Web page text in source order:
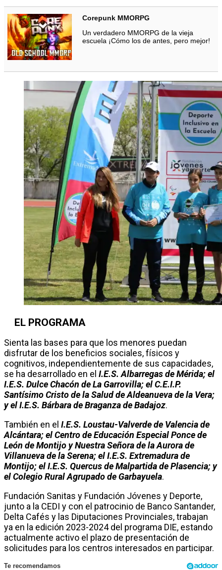
Corepunk MMORPG
Un verdadero MMORPG de la vieja
escuela ¡Cómo los de antes, pero mejor!
EL PROGRAMA
Sienta las bases para que los menores puedan
disfrutar de los beneficios sociales, físicos y
cognitivos, independientemente de sus capacidades,
se ha desarrollado en el I.E.S. Albarregas de Mérida; el
I.E.S. Dulce Chacón de La Garrovilla; el C.E.I.P.
Santísimo Cristo de la Salud de Aldeanueva de la Vera;
y el I.E.S. Bárbara de Braganza de Badajoz.
También en el I.E.S. Loustau-Valverde de Valencia de
Alcántara; el Centro de Educación Especial Ponce de
León de Montijo y Nuestra Señora de la Aurora de
Villanueva de la Serena; el I.E.S. Extremadura de
Montijo; el I.E.S. Quercus de Malpartida de Plasencia; y
el Colegio Rural Agrupado de Garbayuela.
Fundación Sanitas y Fundación Jóvenes y Deporte,
junto a la CEDI y con el patrocinio de Banco Santander,
Delta Cafés y las Diputaciones Provinciales, trabajan
ya en la edición 2023-2024 del programa DIE, estando
actualmente activo el plazo de presentación de
solicitudes para los centros interesados en participar.